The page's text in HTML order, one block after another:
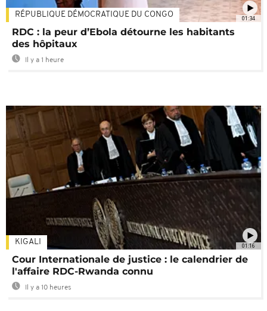
01:34
RÉPUBLIQUE DÉMOCRATIQUE DU CONGO
RDC : la peur d’Ebola détourne les habitants
des hôpitaux
Il y a 1 heure
01:16
KIGALI
Cour Internationale de justice : le calendrier de
l'affaire RDC-Rwanda connu
Il y a 10 heures